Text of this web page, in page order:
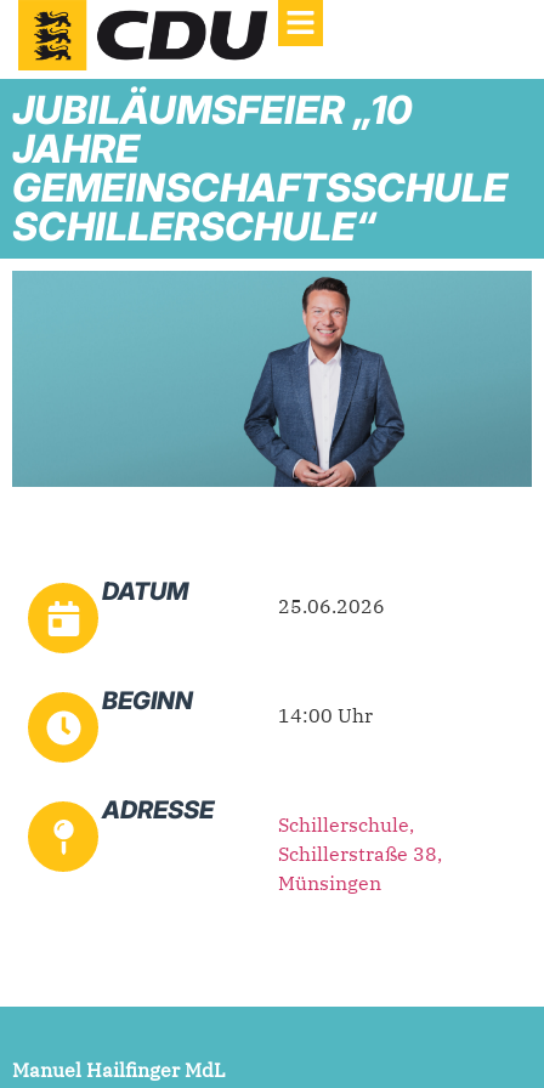
JUBILÄUMSFEIER „10
JAHRE
GEMEINSCHAFTSSCHULE
SCHILLERSCHULE“
DATUM 25.06.2026
BEGINN 14:00 Uhr
ADRESSE
Schillerschule,
Schillerstraße 38,
Münsingen
Manuel Hailfinger MdL